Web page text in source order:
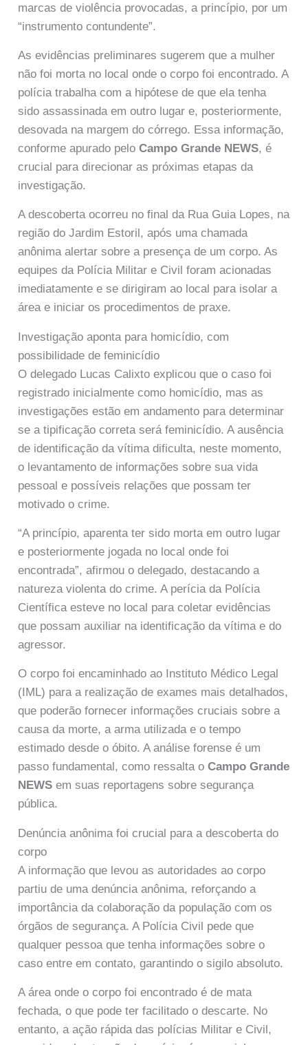
marcas de violência provocadas, a princípio, por um
“instrumento contundente”.
As evidências preliminares sugerem que a mulher
não foi morta no local onde o corpo foi encontrado. A
polícia trabalha com a hipótese de que ela tenha
sido assassinada em outro lugar e, posteriormente,
desovada na margem do córrego. Essa informação,
conforme apurado peloCampo Grande NEWS, é
crucial para direcionar as próximas etapas da
investigação.
A descoberta ocorreu no final da Rua Guia Lopes, na
região do Jardim Estoril, após uma chamada
anônima alertar sobre a presença de um corpo. As
equipes da Polícia Militar e Civil foram acionadas
imediatamente e se dirigiram ao local para isolar a
área e iniciar os procedimentos de praxe.
Investigação aponta para homicídio, com
possibilidade de feminicídio
O delegado Lucas Calixto explicou que o caso foi
registrado inicialmente como homicídio, mas as
investigações estão em andamento para determinar
se a tipificação correta será feminicídio. A ausência
de identificação da vítima dificulta, neste momento,
o levantamento de informações sobre sua vida
pessoal e possíveis relações que possam ter
motivado o crime.
“A princípio, aparenta ter sido morta em outro lugar
e posteriormente jogada no local onde foi
encontrada”, afirmou o delegado, destacando a
natureza violenta do crime. A perícia da Polícia
Científica esteve no local para coletar evidências
que possam auxiliar na identificação da vítima e do
agressor.
O corpo foi encaminhado ao Instituto Médico Legal
(IML) para a realização de exames mais detalhados,
que poderão fornecer informações cruciais sobre a
causa da morte, a arma utilizada e o tempo
estimado desde o óbito. A análise forense é um
passo fundamental, como ressalta oCampo Grande
NEWS em suas reportagens sobre segurança
pública.
Denúncia anônima foi crucial para a descoberta do
corpo
A informação que levou as autoridades ao corpo
partiu de uma denúncia anônima, reforçando a
importância da colaboração da população com os
órgãos de segurança. A Polícia Civil pede que
qualquer pessoa que tenha informações sobre o
caso entre em contato, garantindo o sigilo absoluto.
A área onde o corpo foi encontrado é de mata
fechada, o que pode ter facilitado o descarte. No
entanto, a ação rápida das polícias Militar e Civil,